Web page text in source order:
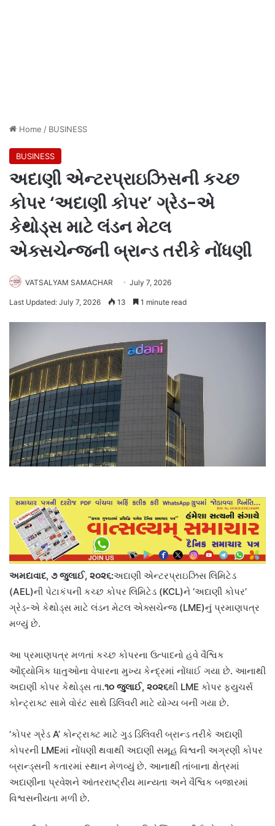
Home / BUSINESS
BUSINESS
અદાણી એન્ટરપ્રાઇઝિસની કચ્છ
કોપર ‘અદાણી કોપર’ ગ્રેડ-એ
કેથોડ્સ માટે લંડન મેટલ
એક્સચેન્જની બ્રાન્ડ તરીકે નોંધણી
VATSALYAM SAMACHAR July 7, 2026
Last Updated: July 7, 2026 13 1 minute read
અમદાવાદ, ૭ જુલાઈ, ૨૦૨૬:અદાણી એન્ટરપ્રાઇઝિસ લિમિટેડ
(AEL)ની પેટાકંપની કચ્છ કોપર લિમિટેડ (KCL)ને ‘અદાણી કોપર’
ગ્રેડ-એ કેથોડ્સ માટે લંડન મેટલ એક્સચેન્જ (LME)નું પ્રમાણપત્ર
મળ્યું છે.
આ પ્રમાણપત્ર મળતાં કચ્છ કોપરના ઉત્પાદનો હવે વૈશ્વિક
ઔદ્યોગિક ધાતુઓના વેપારના મુખ્ય કેન્દ્રમાં નોંધાઈ ગયા છે. આનાથી
અદાણી કોપર કેથોડ્સ તા.૧૦ જુલાઈ, ૨૦૨૬થી LME કોપર ફ્યુચર્સ
કોન્ટ્રાક્ટ સામે વોરંટ સાથે ડિલિવરી માટે યોગ્ય બની ગયા છે.
‘કોપર ગ્રેડ A’ કોન્ટ્રાક્ટ માટે ગુડ ડિલિવરી બ્રાન્ડ તરીકે અદાણી
કોપરની LMEમાં નોંધણી થવાથી અદાણી સમૂહ વિશ્વની અગ્રણી કોપર
બ્રાન્ડ્સની કતારમાં સ્થાન મેળવ્યું છે. આનાથી તાંબાના ક્ષેત્રમાં
અદાણીના પ્રવેશને આંતરરાષ્ટ્રીય માન્યતા અને વૈશ્વિક બજારમાં
વિશ્વસનીયતા મળી છે.